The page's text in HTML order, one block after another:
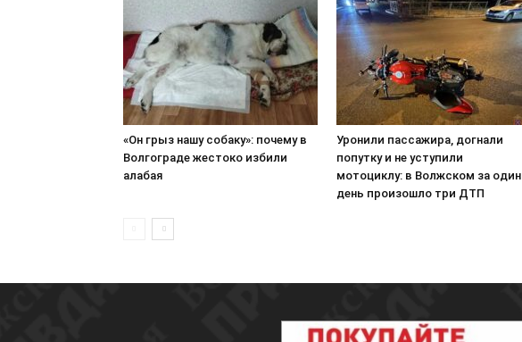
«Он грыз нашу собаку»: почему в
Волгограде жестоко избили
алабая
Уронили пассажира, догнали
попутку и не уступили
мотоциклу: в Волжском за один
день произошло три ДТП